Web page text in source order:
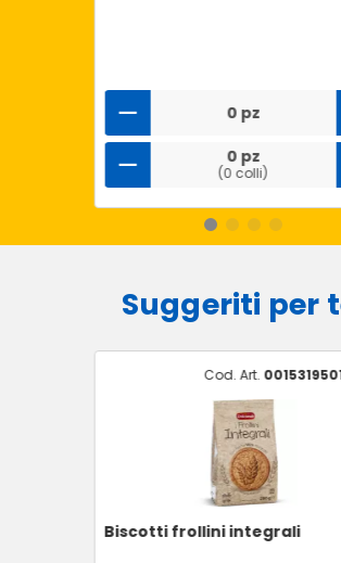
0 pz
0 pz
(0 colli)
Suggeriti per
Cod. Art.
Biscotti frollini integrali